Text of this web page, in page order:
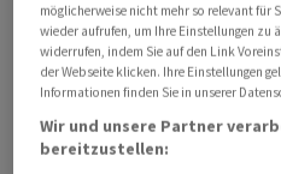
In der Erklärung werden
eine Zusammenarbeit
Handlungsfähigkeit der
zu fördern. Dazu zählt die
Entscheidungsfindung.
möglicherweise nicht mehr so relevant für
wieder aufrufen, um Ihre Einstellungen zu
widerrufen, indem Sie auf den Link
der Webseite klicken. Ihre Einstellungen
Informationen finden Sie in unserer
Wir und unsere Partner
bereitzustellen: